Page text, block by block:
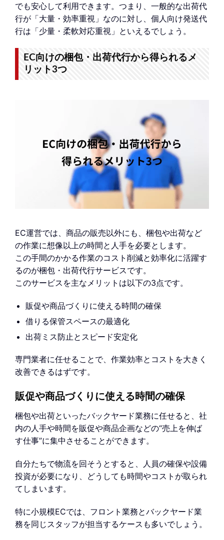
でも安心して利用できます。つまり、一般的な出荷代
行が「大量・効率重視」なのに対し、個人向け発送代
行は「少量・柔軟対応重視」といえるでしょう。
EC向けの梱包・出荷代行から得られるメ
リット3つ
EC運営では、商品の販売以外にも、梱包や出荷など
の作業に想像以上の時間と人手を必要とします。
この手間のかかる作業のコスト削減と効率化に活躍す
るのが梱包・出荷代行サービスです。
このサービスを主なメリットは以下の3点です。
販促や商品づくりに使える時間の確保
借りる保管スペースの最適化
出荷ミス防止とスピード安定化
専門業者に任せることで、作業効率とコストを大きく
改善できるはずです。
販促や商品づくりに使える時間の確保
梱包や出荷といったバックヤード業務に任せると、社
内の人手や時間を販促や商品企画などの“売上を伸ば
す仕事”に集中させることができます。
自分たちで物流を回そうとすると、人員の確保や設備
投資が必要になり、どうしても時間やコストが取られ
てしまいます。
特に小規模ECでは、フロント業務とバックヤード業
務を同じスタッフが担当するケースも多いでしょう。